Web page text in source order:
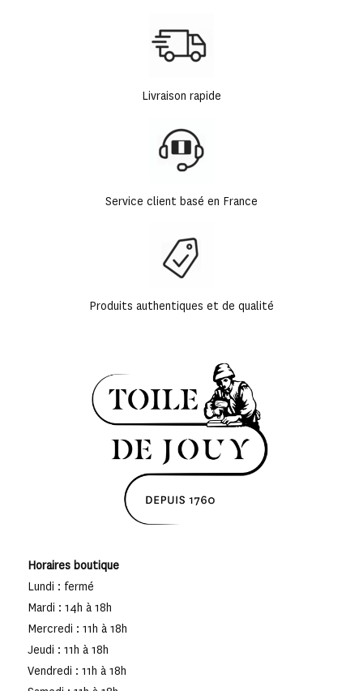
Livraison rapide
Service client basé en France
Produits authentiques et de qualité
Horaires boutique
Lundi : fermé
Mardi : 14h à 18h
Mercredi : 11h à 18h
Jeudi : 11h à 18h
Vendredi : 11h à 18h